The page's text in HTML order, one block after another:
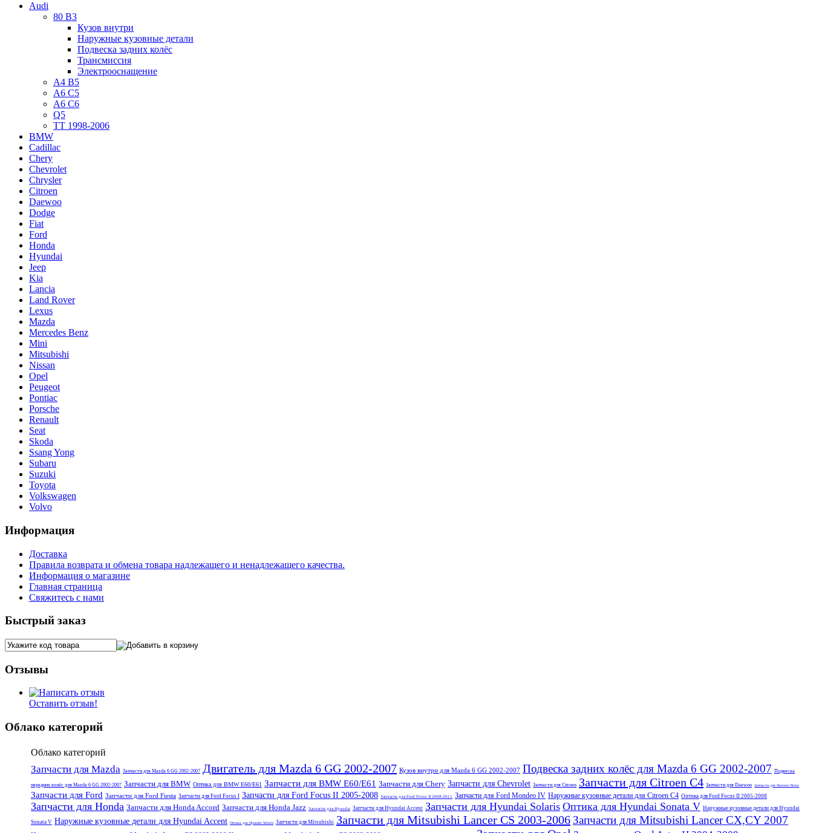
Audi
80 B3
Кузов внутри
Наружные кузовные детали
Подвеска задних колёс
Трансмиссия
Электрооснащение
A4 B5
A6 C5
A6 C6
Q5
TT 1998-2006
BMW
Cadillac
Chery
Chevrolet
Chrysler
Citroen
Daewoo
Dodge
Fiat
Ford
Honda
Hyundai
Jeep
Kia
Lancia
Land Rover
Lexus
Mazda
Mercedes Benz
Mini
Mitsubishi
Nissan
Opel
Peugeot
Pontiac
Porsche
Renault
Seat
Skoda
Ssang Yong
Subaru
Suzuki
Toyota
Volkswagen
Volvo
Информация
Доставка
Правила возврата и обмена товара надлежащего и ненадлежащего качества.
Информация о магазине
Главная страница
Свяжитесь с нами
Быстрый заказ
Отзывы
Оставить отзыв!
Облако категорий
Облако категорий
Запчасти для Mazda Запчасти для Mazda 6 GG 2002-2007 Двигатель для Mazda 6 GG 2002-2007 Кузов внутри для Mazda 6 GG 2002-2007 Подвеска задних колёс для Mazda 6 GG 2002-2007 Подвеска
передних колёс для Mazda 6 GG 2002-2007 Запчасти для BMW Оптика для BMW E60/E61 Запчасти для BMW E60/E61 Запчасти для Chery Запчасти для Chevrolet Запчасти для Citroen Запчасти для Citroen C4 Запчасти для Daewoo Запчасти для Daewoo Nexia
Запчасти для Ford Запчасти для Ford Fiesta Запчасти для Ford Focus I Запчасти для Ford Focus II 2005-2008 Запчасти для Ford Focus II 2008-2011 Запчасти для Ford Mondeo IV Наружные кузовные детали для Citroen C4 Оптика для Ford Focus II 2005-2008
Запчасти для Honda Запчасти для Honda Accord Запчасти для Honda Jazz Запчасти для Hyundai Запчасти для Hyundai Accent Запчасти для Hyundai Solaris Оптика для Hyundai Sonata V Наружные кузовные детали для Hyundai
Sonata V Наружные кузовные детали для Hyundai Accent Оптика для Hyundai Solaris Запчасти для Mitsubishi Запчасти для Mitsubishi Lancer CS 2003-2006 Запчасти для Mitsubishi Lancer CX,CY 2007